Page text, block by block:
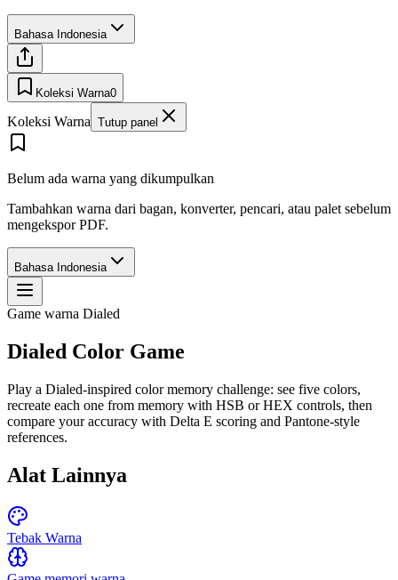
Bahasa Indonesia
Koleksi Warna0
Koleksi Warna Tutup panel
Belum ada warna yang dikumpulkan
Tambahkan warna dari bagan, konverter, pencari, atau palet sebelum
mengekspor PDF.
Bahasa Indonesia
Game warna Dialed
Dialed Color Game
Play a Dialed-inspired color memory challenge: see five colors,
recreate each one from memory with HSB or HEX controls, then
compare your accuracy with Delta E scoring and Pantone-style
references.
Alat Lainnya
Tebak Warna